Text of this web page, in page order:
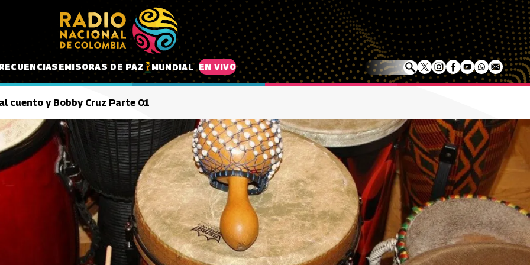
EMISORAS DE PAZ MUNDIAL EN VIVO
cuento y Bobby Cruz Parte 01